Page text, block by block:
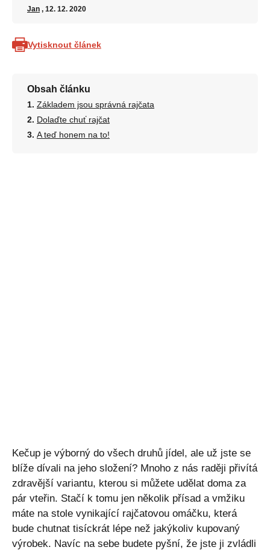
Jan , 12. 12. 2020
Vytisknout článek
Obsah článku
Základem jsou správná rajčata
Dolaďte chuť rajčat
A teď honem na to!
Kečup je výborný do všech druhů jídel, ale už jste se
blíže dívali na jeho složení? Mnoho z nás raději přivítá
zdravější variantu, kterou si můžete udělat doma za
pár vteřin. Stačí k tomu jen několik přísad a vmžiku
máte na stole vynikající rajčatovou omáčku, která
bude chutnat tisíckrát lépe než jakýkoliv kupovaný
výrobek. Navíc na sebe budete pyšní, že jste ji zvládli